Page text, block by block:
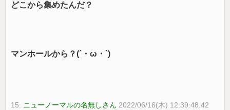
どこから集めたんだ？
マンホールから？(´・ω・`)
15: ニューノーマルの名無しさん 2022/06/16(木) 12:39:48.42